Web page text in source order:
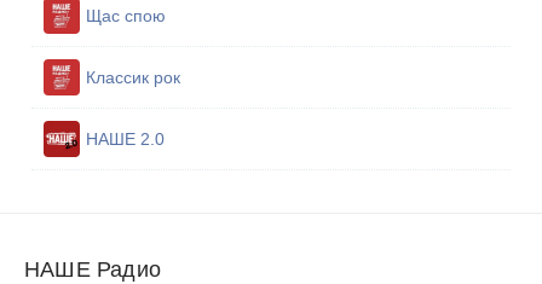
Щас спою
Классик рок
НАШЕ 2.0
НАШЕ Радио